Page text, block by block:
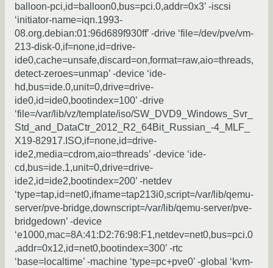
balloon-pci,id=balloon0,bus=pci.0,addr=0x3’ -iscsi
‘initiator-name=iqn.1993-
08.org.debian:01:96d689f930ff’ -drive ‘file=/dev/pve/vm-
213-disk-0,if=none,id=drive-
ide0,cache=unsafe,discard=on,format=raw,aio=threads,
detect-zeroes=unmap’ -device ‘ide-
hd,bus=ide.0,unit=0,drive=drive-
ide0,id=ide0,bootindex=100’ -drive
‘file=/var/lib/vz/template/iso/SW_DVD9_Windows_Svr_
Std_and_DataCtr_2012_R2_64Bit_Russian_-4_MLF_
X19-82917.ISO,if=none,id=drive-
ide2,media=cdrom,aio=threads’ -device ‘ide-
cd,bus=ide.1,unit=0,drive=drive-
ide2,id=ide2,bootindex=200’ -netdev
‘type=tap,id=net0,ifname=tap213i0,script=/var/lib/qemu-
server/pve-bridge,downscript=/var/lib/qemu-server/pve-
bridgedown’ -device
‘e1000,mac=8A:41:D2:76:98:F1,netdev=net0,bus=pci.0
,addr=0x12,id=net0,bootindex=300’ -rtc
‘base=localtime’ -machine ‘type=pc+pve0’ -global ‘kvm-